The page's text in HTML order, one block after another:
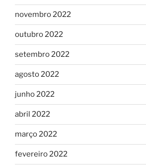
novembro 2022
outubro 2022
setembro 2022
agosto 2022
junho 2022
abril 2022
março 2022
fevereiro 2022